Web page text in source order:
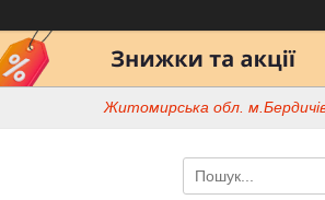
Житомирська обл.